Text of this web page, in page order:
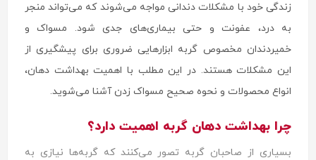
زندگی خود با مشکلات دندانی مواجه می‌شوند که می‌تواند منجر
به درد، عفونت و حتی بیماری‌های جدی شود. مسواک و
خمیردندان مخصوص گربه ابزارهایی ضروری برای پیشگیری از
این مشکلات هستند. در این مطلب با اهمیت بهداشت دهان،
انواع محصولات و نحوه صحیح مسواک زدن آشنا می‌شوید.
چرا بهداشت دهان گربه اهمیت دارد؟
بسیاری از صاحبان گربه تصور می‌کنند که گربه‌ها نیازی به